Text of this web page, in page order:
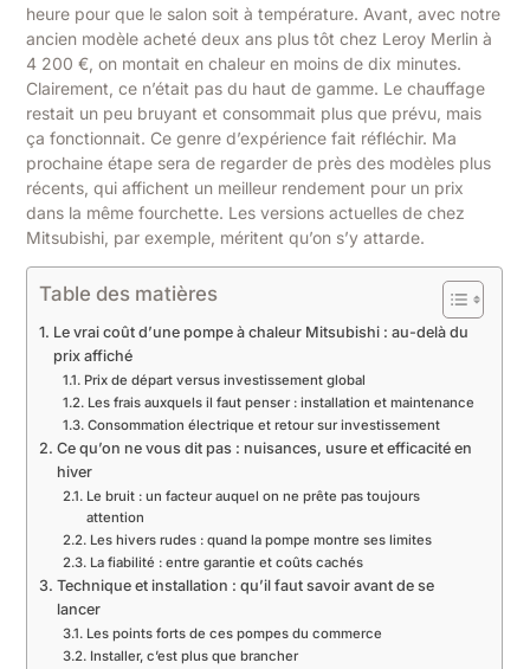
heure pour que le salon soit à température. Avant, avec notre
ancien modèle acheté deux ans plus tôt chez Leroy Merlin à
4 200 €, on montait en chaleur en moins de dix minutes.
Clairement, ce n’était pas du haut de gamme. Le chauffage
restait un peu bruyant et consommait plus que prévu, mais
ça fonctionnait. Ce genre d’expérience fait réfléchir. Ma
prochaine étape sera de regarder de près des modèles plus
récents, qui affichent un meilleur rendement pour un prix
dans la même fourchette. Les versions actuelles de chez
Mitsubishi, par exemple, méritent qu’on s’y attarde.
Table des matières
Le vrai coût d’une pompe à chaleur Mitsubishi : au-delà du
prix affiché
Prix de départ versus investissement global
Les frais auxquels il faut penser : installation et maintenance
Consommation électrique et retour sur investissement
Ce qu’on ne vous dit pas : nuisances, usure et efficacité en
hiver
Le bruit : un facteur auquel on ne prête pas toujours
attention
Les hivers rudes : quand la pompe montre ses limites
La fiabilité : entre garantie et coûts cachés
Technique et installation : qu’il faut savoir avant de se
lancer
Les points forts de ces pompes du commerce
Installer, c’est plus que brancher